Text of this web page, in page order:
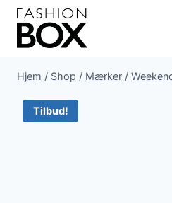
Fortsæt
indhold
Hjem / Shop / Mærker /
Tilbud!